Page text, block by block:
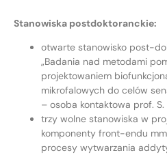
Stanowiska postdoktoranckie:
otwarte stanowisko post-
„Badania nad metodami
projektowaniem
mikrofalowych do celów
– osoba kontaktowa prof. S.
trzy wolne stanowiska w
komponenty front-endu
procesy wytwarzania